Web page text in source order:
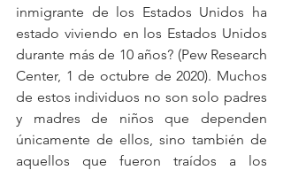
inmigrante de los Estados Unidos ha
estado viviendo en los Estados Unidos
durante más de 10 años? (Pew Research
Center, 1 de octubre de 2020). Muchos
de estos individuos no son solo padres
y madres de niños que dependen
únicamente de ellos, sino también de
aquellos que fueron traídos a los